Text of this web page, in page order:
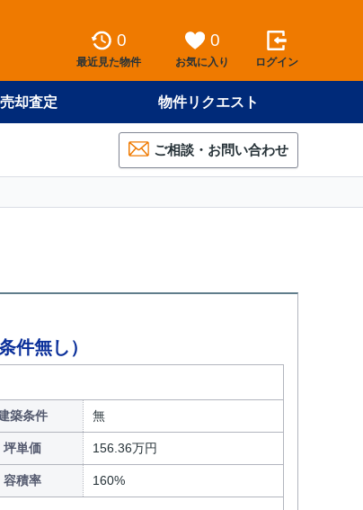
0
最近見た物件
0
お気に入り ログイン
売却査定 物件リクエスト
ご相談・お問い合わせ
件無し）
築条件 無
坪単価 156.36万円
容積率 160%